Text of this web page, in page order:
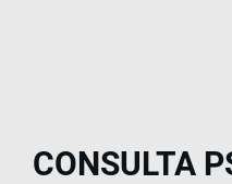
CONSULTA